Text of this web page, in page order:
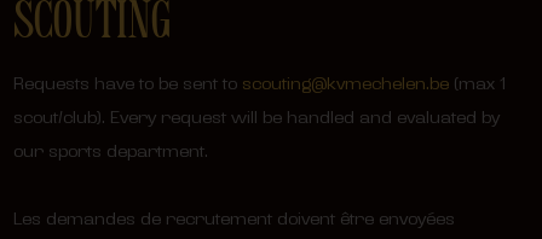
SCOUTING
Requests have to be sent to scouting@kvmechelen.be(max 1
scout/club). Every request will be handled and evaluated by
our sports department.
Les demandes de recrutement doivent être envoyées